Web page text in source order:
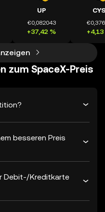
UP
€0,082043
+37,42 %
zum SpaceX-Preis
besseren Preis
Debit-/Kreditkarte